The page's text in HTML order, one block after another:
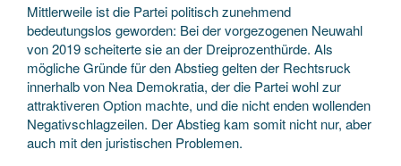
Mittlerweile ist die Partei politisch zunehmend
bedeutungslos geworden: Bei der vorgezogenen Neuwahl
von 2019 scheiterte sie an der Dreiprozenthürde. Als
mögliche Gründe für den Abstieg gelten der Rechtsruck
innerhalb von Nea Demokratia, der die Partei wohl zur
attraktiveren Option machte, und die nicht enden wollenden
Negativschlagzeilen. Der Abstieg kam somit nicht nur, aber
auch mit den juristischen Problemen.